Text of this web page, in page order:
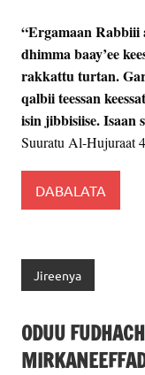
“Ergamaan Rabbiii
dhimma baay’ee
rakkattu turtan.
qalbii teessan
isin jibbisiise. Isaan
Suuratu Al-Hujuraat
DABALATA
Jireenya
ODUU